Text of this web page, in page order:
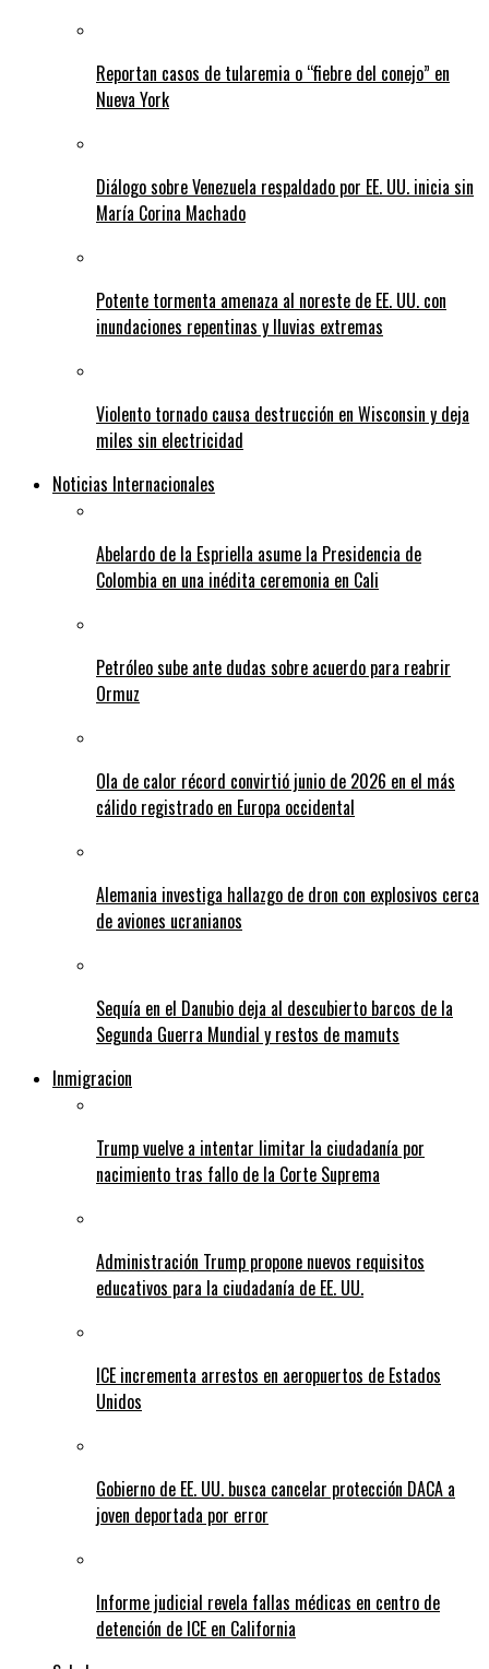
Reportan casos de tularemia o “fiebre del conejo” en
Nueva York
Diálogo sobre Venezuela respaldado por EE. UU. inicia sin
María Corina Machado
Potente tormenta amenaza al noreste de EE. UU. con
inundaciones repentinas y lluvias extremas
Violento tornado causa destrucción en Wisconsin y deja
miles sin electricidad
Noticias Internacionales
Abelardo de la Espriella asume la Presidencia de
Colombia en una inédita ceremonia en Cali
Petróleo sube ante dudas sobre acuerdo para reabrir
Ormuz
Ola de calor récord convirtió junio de 2026 en el más
cálido registrado en Europa occidental
Alemania investiga hallazgo de dron con explosivos cerca
de aviones ucranianos
Sequía en el Danubio deja al descubierto barcos de la
Segunda Guerra Mundial y restos de mamuts
Inmigracion
Trump vuelve a intentar limitar la ciudadanía por
nacimiento tras fallo de la Corte Suprema
Administración Trump propone nuevos requisitos
educativos para la ciudadanía de EE. UU.
ICE incrementa arrestos en aeropuertos de Estados
Unidos
Gobierno de EE. UU. busca cancelar protección DACA a
joven deportada por error
Informe judicial revela fallas médicas en centro de
detención de ICE en California